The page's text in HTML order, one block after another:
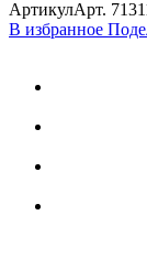
АртикулАрт.
В избранное